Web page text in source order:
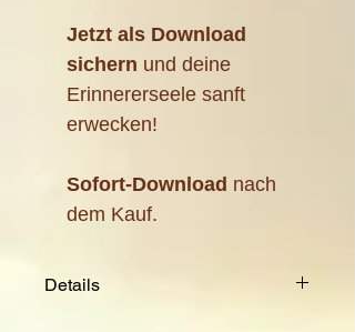
Jetzt als Download
sichern und deine
Erinnererseele sanft
erwecken!
Sofort-Download nach
dem Kauf.
Details